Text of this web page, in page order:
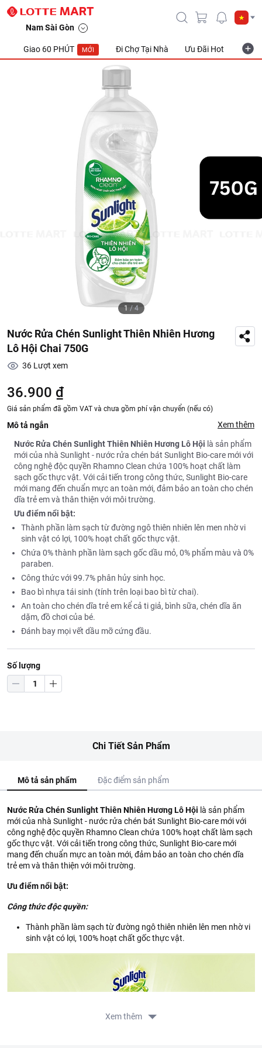
Nam Sài Gòn
Giao 60 PHÚT MỚI Đi Chợ Tại Nhà Ưu Đãi Hot
1 / 4
Nước Rửa Chén Sunlight Thiên Nhiên Hương
Lô Hội Chai 750G
36 Lượt xem
36.900 ₫
Giá sản phẩm đã gồm VAT và chưa gồm phí vận chuyển (nếu có)
Mô tả ngắn Xem thêm
Nước Rửa Chén Sunlight Thiên Nhiên Hương Lô Hội là sản phẩm
mới của nhà Sunlight - nước rửa chén bát Sunlight Bio-care mới với
công nghệ độc quyền Rhamno Clean chứa 100% hoạt chất làm
sạch gốc thực vật. Với cải tiến trong công thức, Sunlight Bio-care
mới mang đến chuẩn mực an toàn mới, đảm bảo an toàn cho chén
dĩa trẻ em và thân thiện với môi trường.
Ưu điểm nổi bật:
Thành phần làm sạch từ đường ngô thiên nhiên lên men nhờ vi
sinh vật có lợi, 100% hoạt chất gốc thực vật.
Chứa 0% thành phần làm sạch gốc dầu mỏ, 0% phẩm màu và 0%
paraben.
Công thức với 99.7% phân hủy sinh học.
Bao bì nhựa tái sinh (tính trên loại bao bì từ chai).
An toàn cho chén dĩa trẻ em kể cả ti giả, bình sữa, chén dĩa ăn
dặm, đồ chơi của bé.
Đánh bay mọi vết dầu mỡ cứng đầu.
Số lượng
Chi Tiết Sản Phẩm
Mô tả sản phẩm Đặc điểm sản phẩm
Nước Rửa Chén Sunlight Thiên Nhiên Hương Lô Hội là sản phẩm
mới của nhà Sunlight - nước rửa chén bát Sunlight Bio-care mới với
công nghệ độc quyền Rhamno Clean chứa 100% hoạt chất làm sạch
gốc thực vật. Với cải tiến trong công thức, Sunlight Bio-care mới
mang đến chuẩn mực an toàn mới, đảm bảo an toàn cho chén dĩa
trẻ em và thân thiện với môi trường.
Ưu điểm nổi bật:
Công thức độc quyền:
Thành phần làm sạch từ đường ngô thiên nhiên lên men nhờ vi
sinh vật có lợi, 100% hoạt chất gốc thực vật.
Xem thêm
Nước Rửa Chén Sunlight Thiên Nhiên Hương Lô Hội Chai 750g